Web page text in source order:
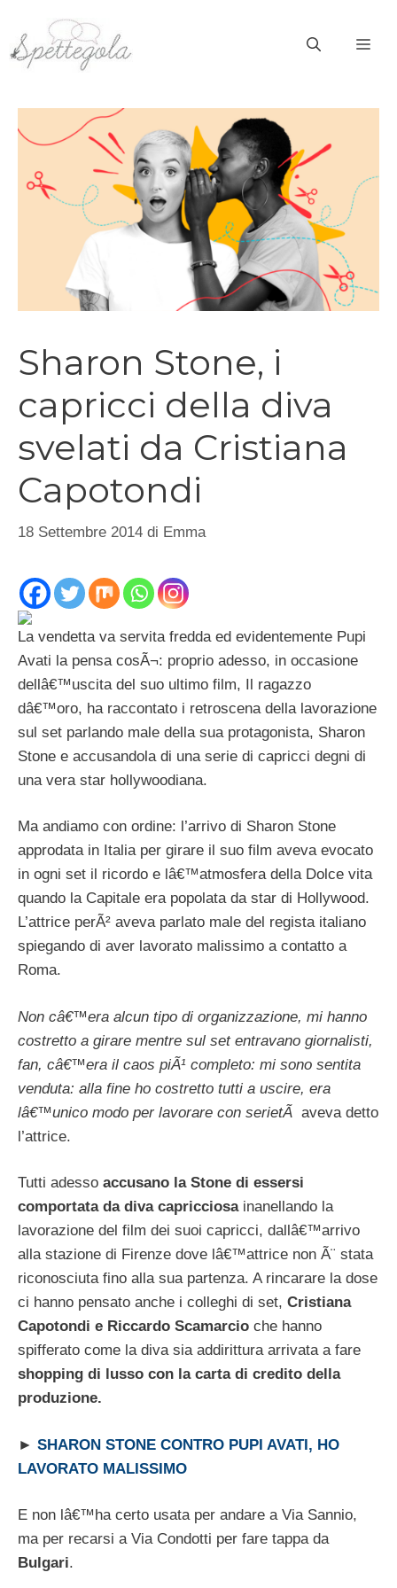
contenuto
Sharon Stone, i
capricci della diva
svelati da Cristiana
Capotondi
18 Settembre 2014 di Emma
La vendetta va servita fredda ed evidentemente Pupi
Avati la pensa cosÃ¬: proprio adesso, in occasione
dellâ€™uscita del suo ultimo film, Il ragazzo
dâ€™oro, ha raccontato i retroscena della lavorazione
sul set parlando male della sua protagonista, Sharon
Stone e accusandola di una serie di capricci degni di
una vera star hollywoodiana.
Ma andiamo con ordine: l’arrivo di Sharon Stone
approdata in Italia per girare il suo film aveva evocato
in ogni set il ricordo e lâ€™atmosfera della Dolce vita
quando la Capitale era popolata da star di Hollywood.
L’attrice perÃ² aveva parlato male del regista italiano
spiegando di aver lavorato malissimo a contatto a
Roma.
Non câ€™era alcun tipo di organizzazione, mi hanno
costretto a girare mentre sul set entravano giornalisti,
fan, câ€™era il caos piÃ¹ completo: mi sono sentita
venduta: alla fine ho costretto tutti a uscire, era
lâ€™unico modo per lavorare con serietÃ aveva detto
l’attrice.
Tutti adesso accusano la Stone di essersi
comportata da diva capricciosa inanellando la
lavorazione del film dei suoi capricci, dallâ€™arrivo
alla stazione di Firenze dove lâ€™attrice non Ã¨ stata
riconosciuta fino alla sua partenza. A rincarare la dose
ci hanno pensato anche i colleghi di set, Cristiana
Capotondi e Riccardo Scamarcio che hanno
spifferato come la diva sia addirittura arrivata a fare
shopping di lusso con la carta di credito della
produzione.
► SHARON STONE CONTRO PUPI AVATI, HO
LAVORATO MALISSIMO
E non lâ€™ha certo usata per andare a Via Sannio,
ma per recarsi a Via Condotti per fare tappa da
Bulgari.